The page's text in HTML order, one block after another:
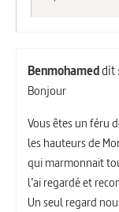
Benmohameddit :
Bonjour
Vous êtes un féru
les hauteurs de
qui marmonnait
l’ai regardé et
Un seul regard